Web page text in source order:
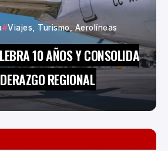
Viajes, Turismo, Aerolíneas
10 AÑOS Y CONSOLIDA
REGIONAL